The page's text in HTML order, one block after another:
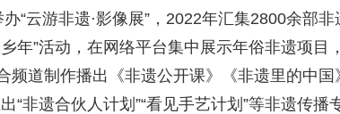
“云游非遗·影像展”，2022年汇集2800余部
年”活动，在网络平台集中展示年俗非遗项目
频道制作播出《非遗公开课》《非遗里的中
“非遗合伙人计划”“看见手艺计划”等非遗传